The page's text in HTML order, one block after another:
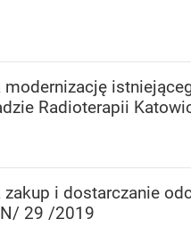
modernizację
Radioterapii
i dostarczanie
29 /2019